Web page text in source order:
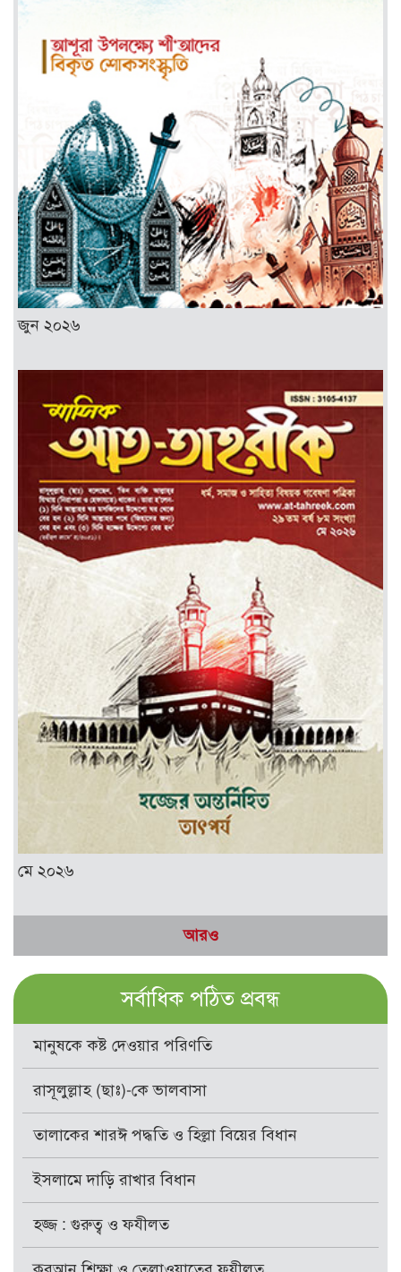
জুন ২০২৬
মে ২০২৬
আরও
সর্বাধিক পঠিত প্রবন্ধ
মানুষকে কষ্ট দেওয়ার পরিণতি
রাসূলুল্লাহ (ছাঃ)-কে ভালবাসা
তালাকের শারঈ পদ্ধতি ও হিল্লা বিয়ের বিধান
ইসলামে দাড়ি রাখার বিধান
হজ্জ : গুরুত্ব ও ফযীলত